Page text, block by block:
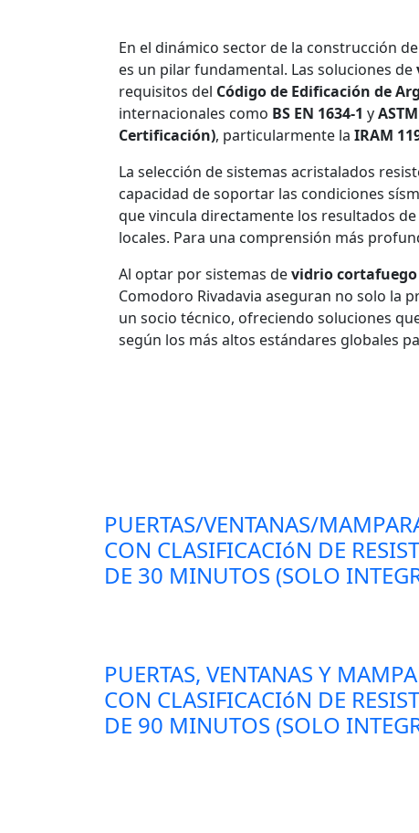
En el dinámico sector de la construcción
es un pilar fundamental. Las soluciones de
requisitos del Código de Edificación de
internacionales como BS EN 1634-1 y
Certificación), particularmente la IRAM
La selección de sistemas acristalados
capacidad de soportar las condiciones
que vincula directamente los resultados
locales. Para una comprensión más
Al optar por sistemas devidrio cortafuego
Comodoro Rivadavia aseguran no solo la
un socio técnico, ofreciendo soluciones
según los más altos estándares globales
PUERTAS/VENTANAS/
CON CLASIFICACIóN DE
DE 30 MINUTOS (SOLO
PUERTAS, VENTANAS Y
CON CLASIFICACIóN DE
DE 90 MINUTOS (SOLO